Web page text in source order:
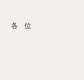
各 位